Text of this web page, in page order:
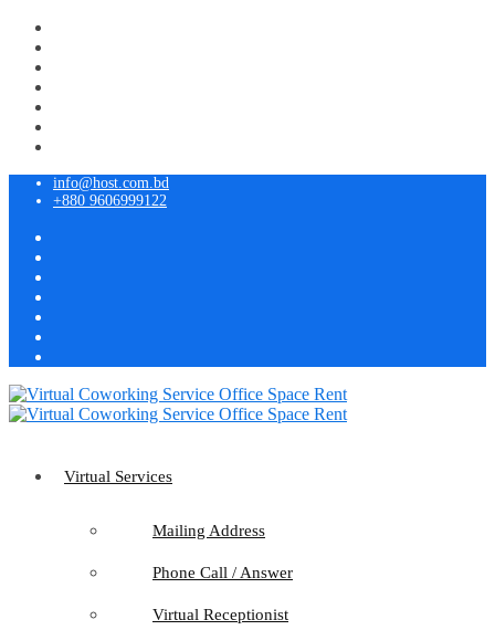
info@host.com.bd
+880 9606999122
Virtual Services
Mailing Address
Phone Call / Answer
Virtual Receptionist